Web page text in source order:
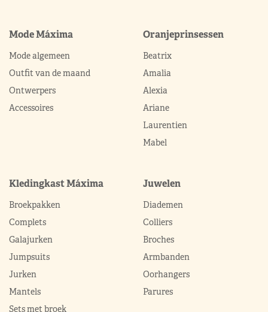
Mode Máxima
Mode algemeen
Outfit van de maand
Ontwerpers
Accessoires
Oranjeprinsessen
Beatrix
Amalia
Alexia
Ariane
Laurentien
Mabel
Kledingkast Máxima
Broekpakken
Complets
Galajurken
Jumpsuits
Jurken
Mantels
Sets met broek
Juwelen
Diademen
Colliers
Broches
Armbanden
Oorhangers
Parures